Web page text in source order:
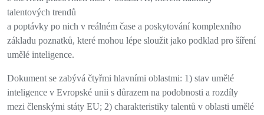
talentových trendů
a poptávky po nich v reálném čase a poskytování komplexního
základu poznatků, které mohou lépe sloužit jako podklad pro šíření
umělé inteligence.
Dokument se zabývá čtyřmi hlavními oblastmi: 1) stav umělé
inteligence v Evropské unii s důrazem na podobnosti a rozdíly
mezi členskými státy EU; 2) charakteristiky talentů v oblasti umělé